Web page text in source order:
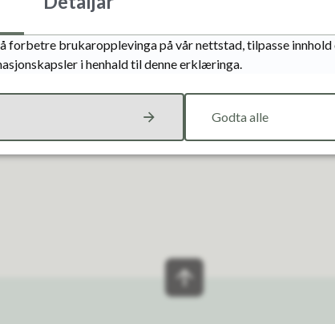
Fann du det du leita etter?
Ja Nei
brukaropplevinga på vår nettstad, tilpasse
i henhald til denne erklæringa.
Godta alle